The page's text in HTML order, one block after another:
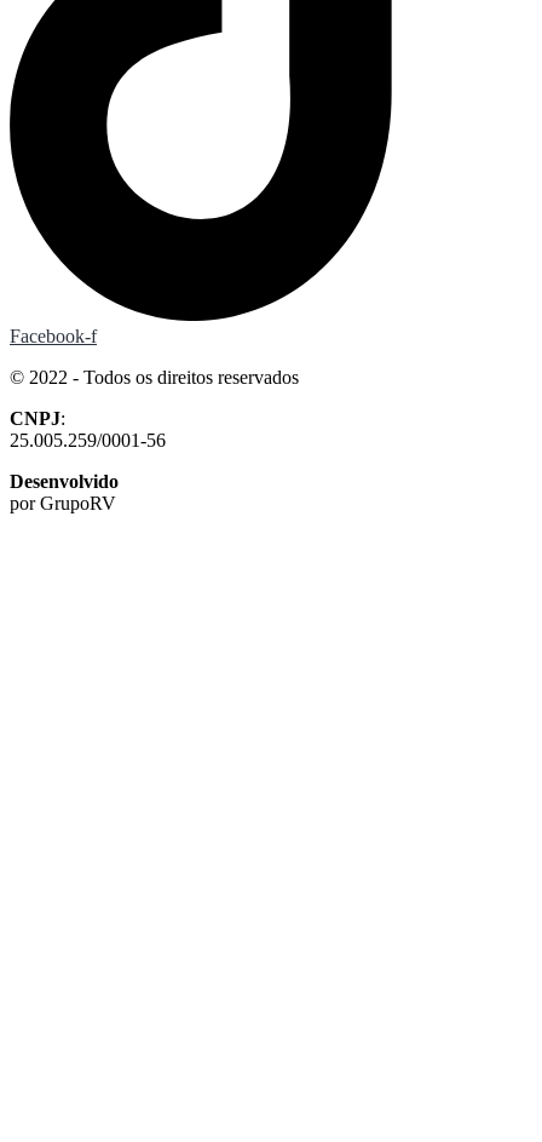
Facebook-f
© 2022 - Todos os direitos reservados
CNPJ:
25.005.259/0001-56
Desenvolvido
por GrupoRV